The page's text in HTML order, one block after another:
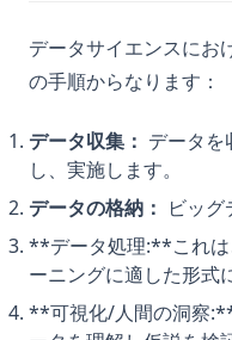
データサイエンスにお
の手順からなります：
データ収集： データを
し、実施します。
データの格納： ビッ
**データ処理:**これは
ーニングに適した形式
**可視化/人間の洞察